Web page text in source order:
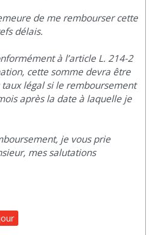
de me rembourser cette
délais.
à l’article L. 214-2
cette somme devra être
légal si le remboursement
après la date à laquelle je
je vous prie
mes salutations